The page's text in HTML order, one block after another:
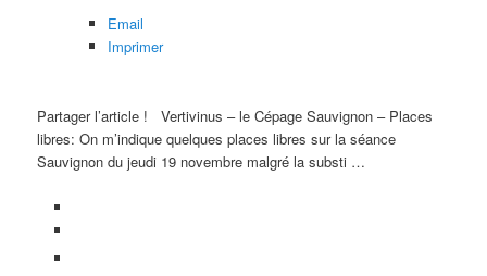
Email
Imprimer
Partager l’article !
Vertivinus – le Cépage Sauvignon – Places
libres: On m’indique quelques places libres sur la séance
Sauvignon du jeudi 19 novembre malgré la substi …